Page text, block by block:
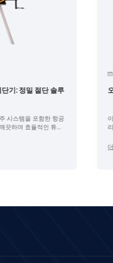
오비탈 용접기 구매 가이드
이 기사에서는 핵심적인 기술 매개변수와
리오 등 다양한 측면에서 전문적인 오비탈